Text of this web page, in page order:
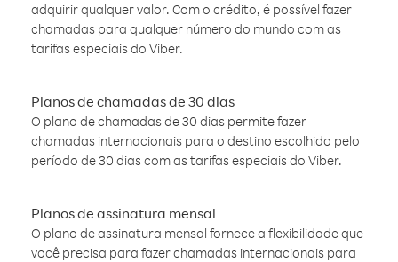
adquirir qualquer valor. Com o crédito, é possível fazer
chamadas para qualquer número do mundo com as
tarifas especiais do Viber.
Planos de chamadas de 30 dias
O plano de chamadas de 30 dias permite fazer
chamadas internacionais para o destino escolhido pelo
período de 30 dias com as tarifas especiais do Viber.
Planos de assinatura mensal
O plano de assinatura mensal fornece a flexibilidade que
você precisa para fazer chamadas internacionais para